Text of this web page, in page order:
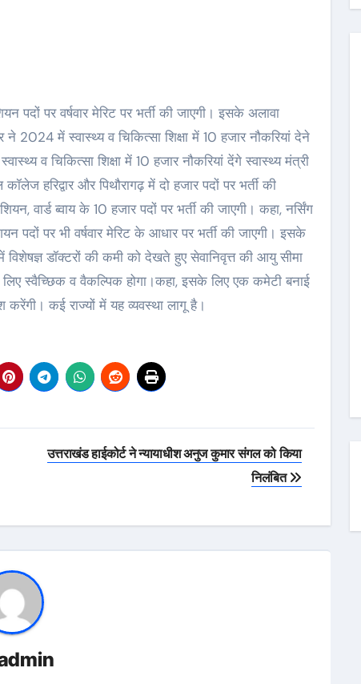
ने 2024 में स्वास्थ्य व चिकित्सा शिक्षा में 10 हजार नौकरियां देने
व चिकित्सा शिक्षा में 10 हजार नौकरियां देंगे स्वास्थ्य मंत्री
हरिद्वार और पिथौरागढ़ में दो हजार पदों पर भर्ती की
वार्ड ब्वाय के 10 हजार पदों पर भर्ती की जाएगी। कहा, नर्सिंग
पदों पर भी वर्षवार मेरिट के आधार पर भर्ती की जाएगी। इसके
डॉक्टरों की कमी को देखते हुए सेवानिवृत्त की आयु सीमा
स्वैच्छिक व वैकल्पिक होगा।कहा, इसके लिए एक कमेटी बनाई
करेंगी। कई राज्यों में यह व्यवस्था लागू है।
उत्तराखंड हाईकोर्ट ने न्यायाधीश अनुज कुमार संगल को किया
निलंबित